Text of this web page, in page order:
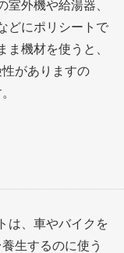
室外機や給湯器、
どにポリシートで
ま機材を使うと、
がありますの
は、車やバイクを
生するのに使う